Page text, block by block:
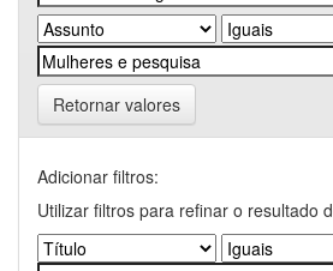
Retornar valores
Adicionar filtros:
Utilizar filtros para refinar o resultado